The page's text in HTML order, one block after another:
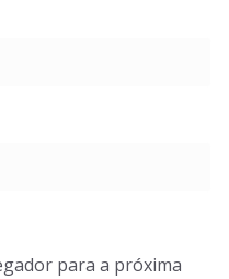
para a próxima